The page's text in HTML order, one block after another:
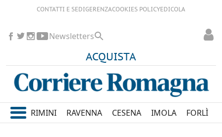
CONTATTI E SEDIGERENZACOOKIES POLICYEDICOLA
ACQUISTA
Newsletters
RIMINI RAVENNA CESENA IMOLA FORLÌ